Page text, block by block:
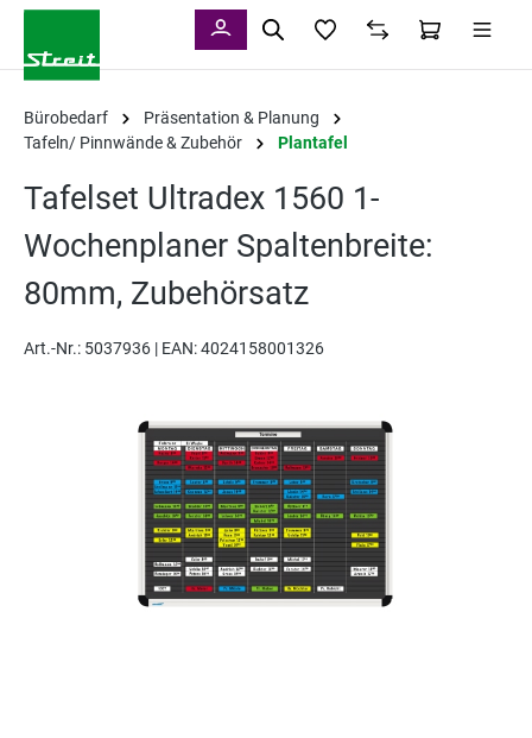
Bürobedarf
Präsentation & Planung
Tafeln/ Pinnwände & Zubehör
Plantafel
Tafelset Ultradex 1560 1-
Wochenplaner Spaltenbreite:
80mm, Zubehörsatz
Art.-Nr.: 5037936 | EAN: 4024158001326